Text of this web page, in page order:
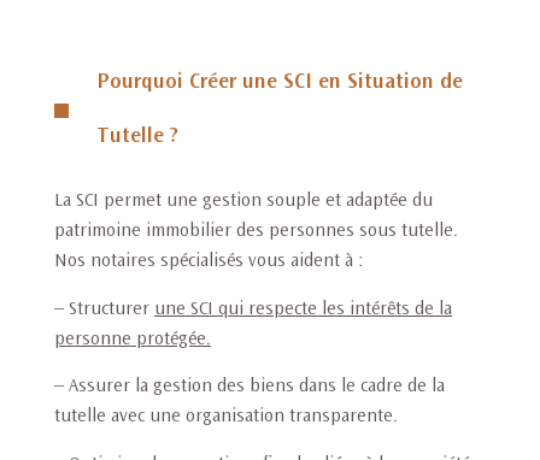
Pourquoi Créer une SCI en Situation de
Tutelle ?
La SCI permet une gestion souple et adaptée du
patrimoine immobilier des personnes sous tutelle.
Nos notaires spécialisés vous aident à :
– Structurer une SCI qui respecte les intérêts de la
personne protégée.
– Assurer la gestion des biens dans le cadre de la
tutelle avec une organisation transparente.